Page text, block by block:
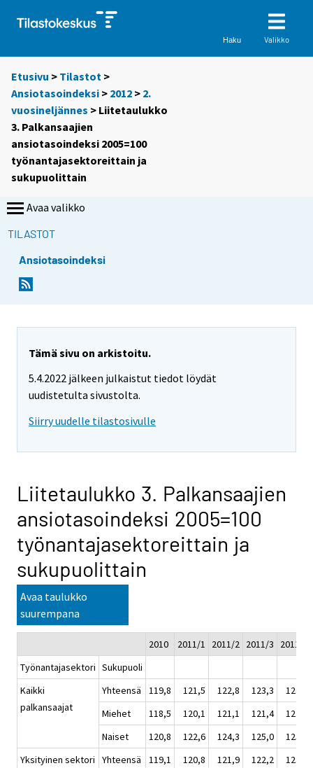
Haku Valikko
Etusivu > Tilastot >
Ansiotasoindeksi > 2012 > 2.
vuosineljännes > Liitetaulukko
3. Palkansaajien
ansiotasoindeksi 2005=100
työnantajasektoreittain ja
sukupuolittain
Avaa valikko
TILASTOT
Ansiotasoindeksi
Tämä sivu on arkistoitu.
5.4.2022 jälkeen julkaistut tiedot löydät
uudistetulta sivustolta.
Siirry uudelle tilastosivulle
Liitetaulukko 3. Palkansaajien
ansiotasoindeksi 2005=100
työnantajasektoreittain ja
sukupuolittain
Avaa taulukko
suurempana
2010 2011/1 2011/2 2011/3
2011/4
Työnantajasektori Sukupuoli
Kaikki
palkansaajat
Yhteensä 119,8 121,5 122,8 123,3
124,5
Miehet
118,5 120,1 121,1 121,4
122,8
Naiset
120,8 122,6 124,3 125,0
125,9
Yksityinen sektori
Yhteensä 119,1 120,8 121,9 122,2
123,8